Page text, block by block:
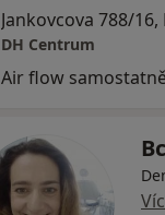
Jankovcova 788/16,
DH Centrum
Air flow